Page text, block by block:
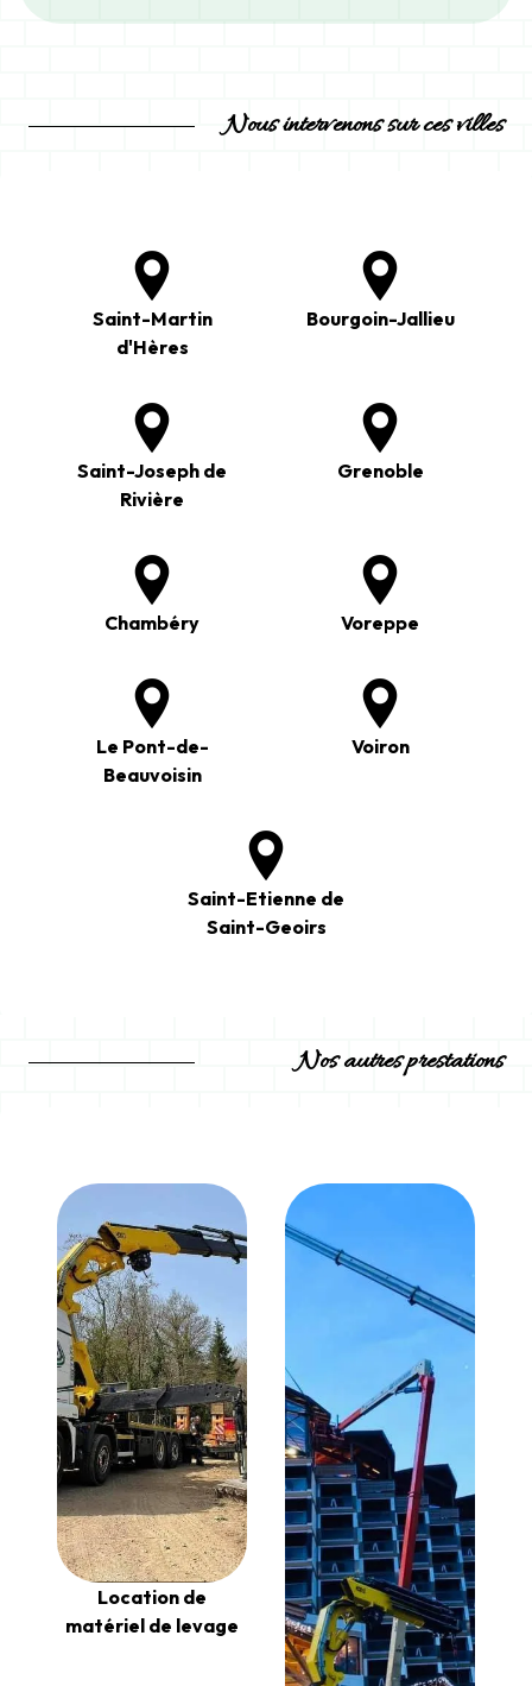
Nous intervenons sur ces villes
Saint-Martin
d'Hères
Bourgoin-Jallieu
Saint-Joseph de
Rivière
Grenoble
Chambéry Voreppe
Le Pont-de-
Beauvoisin
Voiron
Saint-Etienne de
Saint-Geoirs
Nos autres prestations
Location de
matériel de levage